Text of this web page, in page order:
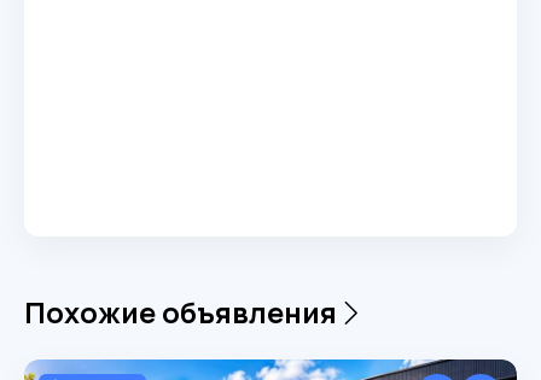
Похожие объявления